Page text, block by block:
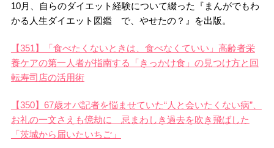
10月、自らのダイエット経験について綴った『まんがでもわ
かる人生ダイエット図鑑 で、やせたの？』を出版。
【351】「食べたくないときは、食べなくていい」高齢者栄
養ケアの第一人者が指南する「きっかけ食」の見つけ方と回
転寿司店の活用術
【350】67歳オバ記者を悩ませていた“人と会いたくない病”、
お礼の一文さえも億劫に 忌まわしき過去を吹き飛ばした
「茨城から届いたいちご」